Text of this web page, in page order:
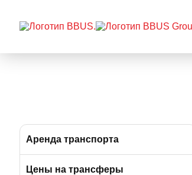
Аренда транспорта
Автобусы (от 39 до 57 мест)
Цены на трансферы